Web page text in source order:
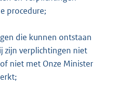
procedure;
die kunnen ontstaan
zijn verplichtingen niet
niet met Onze Minister